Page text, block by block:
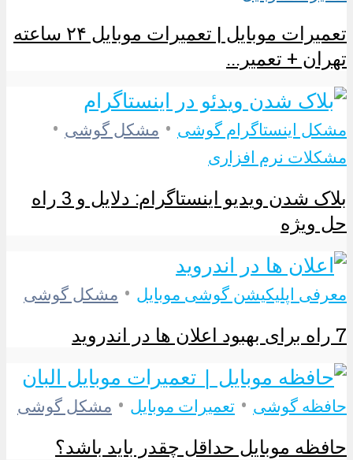
تعمیرات موبایل | تعمیرات موبایل ۲۴ ساعته
تهران + تعمیر...
مشکل اینستاگرام گوشی • مشکل گوشی •
مشکلات نرم افزاری
بلاک شدن ویدیو اینستاگرام: دلایل و 3 راه
حل ویژه
معرفی اپلیکیشن گوشی موبایل • مشکل گوشی
7 راه برای بهبود اعلان ها در اندروید
حافظه گوشی • تعمیرات موبایل • مشکل گوشی
حافظه موبایل حداقل چقدر باید باشد؟